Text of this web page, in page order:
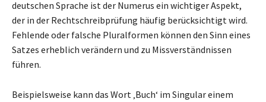
deutschen Sprache ist der Numerus ein wichtiger Aspekt,
der in der Rechtschreibprüfung häufig berücksichtigt wird.
Fehlende oder falsche Pluralformen können den Sinn eines
Satzes erheblich verändern und zu Missverständnissen
führen.
Beispielsweise kann das Wort ‚Buch‘ im Singular einem